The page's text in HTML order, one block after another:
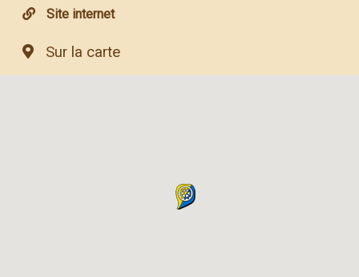
Site internet
Sur la carte